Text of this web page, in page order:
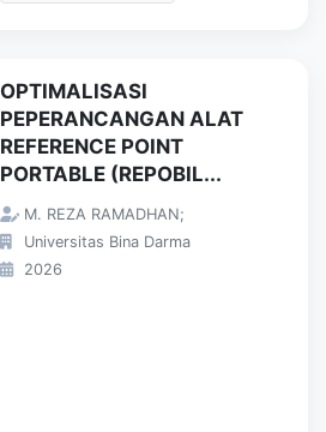
OPTIMALISASI
PEPERANCANGAN ALAT
REFERENCE POINT
PORTABLE (REPOBIL...
M. REZA RAMADHAN;
Universitas Bina Darma
2026